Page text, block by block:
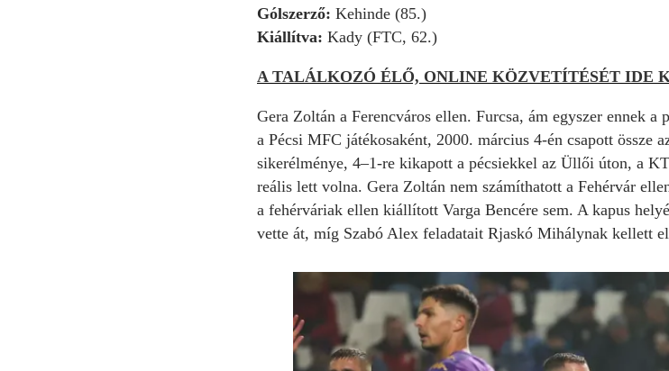
Gólszerző: Kehinde (85.)
Kiállítva: Kady (FTC, 62.)
A TALÁLKOZÓ ÉLŐ, ONLINE KÖZVETÍTÉSÉT IDE
Gera Zoltán a Ferencváros ellen. Furcsa, ám egyszer ennek
a Pécsi MFC játékosaként, 2000. március 4-én csapott
sikerélménye, 4–1-re kikapott a pécsiekkel az Üllői úton, a
reális lett volna. Gera Zoltán nem számíthatott a Fehérvár
a fehérváriak ellen kiállított Varga Bencére sem. A kapus
vette át, míg Szabó Alex feladatait Rjaskó Mihálynak kellett